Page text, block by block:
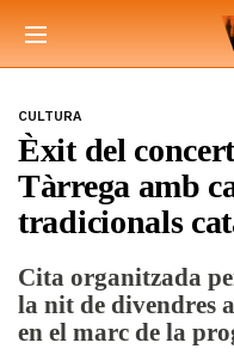
CULTURA
Èxit del
Tàrrega amb
tradicionals
Cita organitzada
la nit de divendres
en el marc de la